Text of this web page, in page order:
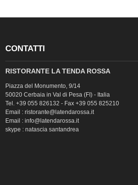
CONTATTI
RISTORANTE LA TENDA ROSSA
Piazza del Monumento, 9/14
50020 Cerbaia in Val di Pesa (FI) - Italia
Tel. +39 055 826132 - Fax +39 055 825210
Email : ristorante@latendarossa.it
Email : info@latendarossa.it
skype : natascia santandrea